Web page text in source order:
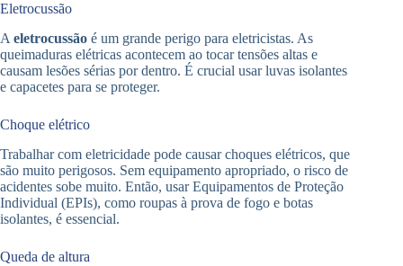
Eletrocussão
A eletrocussão é um grande perigo para eletricistas. As
queimaduras elétricas acontecem ao tocar tensões altas e
causam lesões sérias por dentro. É crucial usar luvas isolantes
e capacetes para se proteger.
Choque elétrico
Trabalhar com eletricidade pode causar choques elétricos, que
são muito perigosos. Sem equipamento apropriado, o risco de
acidentes sobe muito. Então, usar Equipamentos de Proteção
Individual (EPIs), como roupas à prova de fogo e botas
isolantes, é essencial.
Queda de altura